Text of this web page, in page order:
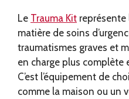
Le Trauma Kit représente
matière de soins
traumatismes graves et
en charge plus complète
C’est l’équipement de
comme la maison ou un